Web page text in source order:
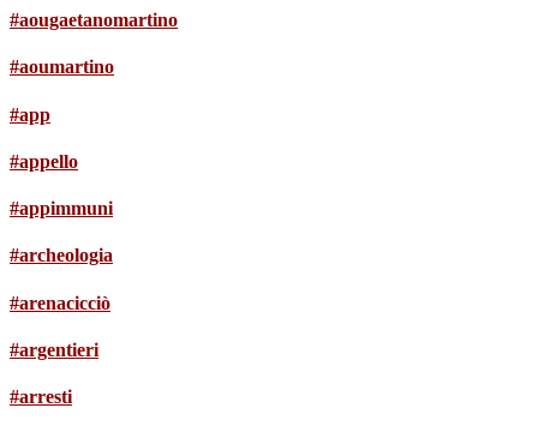
#aougaetanomartino
#aoumartino
#app
#appello
#appimmuni
#archeologia
#arenacicciò
#argentieri
#arresti